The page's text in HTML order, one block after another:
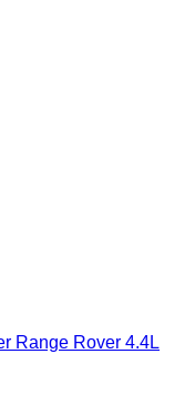
Range Rover 4.4L